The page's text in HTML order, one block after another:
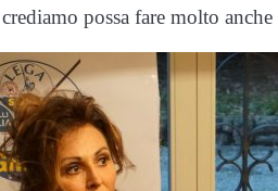
possa fare molto